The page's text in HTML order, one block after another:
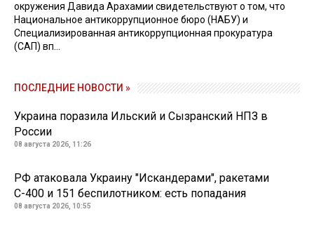
окружения Давида Арахамии свидетельствуют о том, что
Национальное антикоррупционное бюро (НАБУ) и
Специализированная антикоррупционная прокуратура
(САП) вп...
ПОСЛЕДНИЕ НОВОСТИ »
Украина поразила Ильский и Сызранский НПЗ в
России
08 августа 2026, 11:26
РФ атаковала Украину "Искандерами", ракетами
С-400 и 151 беспилотником: есть попадания
08 августа 2026, 10:55